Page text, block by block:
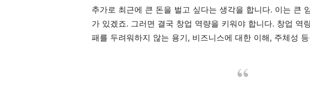
추가로 최근에 큰 돈을 벌고 싶다는 생각을 합니다. 이는 큰
가 있겠죠. 그러면 결국 창업 역량을 키워야 합니다. 창업 역
패를 두려워하지 않는 용기, 비즈니스에 대한 이해, 주체성